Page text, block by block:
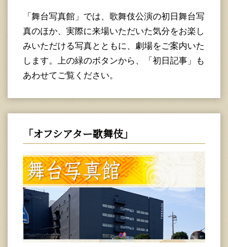
「舞台写真館」では、歌舞伎公演の初日舞台写
真のほか、実際に来場いただいた気分をお楽し
みいただける写真とともに、劇場をご案内いた
します。上の緑のボタンから、「初日記事」も
あわせてご覧ください。
「オフシアター歌舞伎」